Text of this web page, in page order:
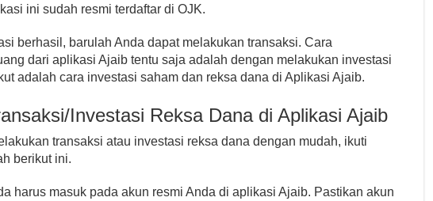
ini sudah resmi terdaftar di OJK.
berhasil, barulah Anda dapat melakukan transaksi. Cara
dari aplikasi Ajaib tentu saja adalah dengan melakukan investasi
adalah cara investasi saham dan reksa dana di Aplikasi Ajaib.
Investasi Reksa Dana di Aplikasi Ajaib
transaksi atau investasi reksa dana dengan mudah, ikuti
berikut ini.
harus masuk pada akun resmi Anda di aplikasi Ajaib. Pastikan akun